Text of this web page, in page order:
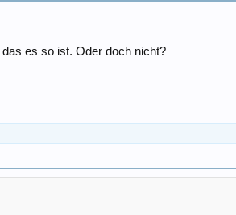
es so ist. Oder doch nicht?